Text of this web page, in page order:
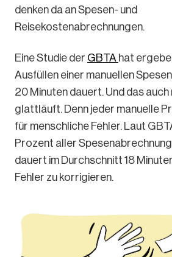
denken da an Spesen- und
Reisekostenabrechnungen.
Eine Studie der GBTA hat
Ausfüllen einer manuellen
20 Minuten dauert. Und das auch
glattläuft. Denn jeder manuelle
für menschliche Fehler. Laut
Prozent aller
dauert im Durchschnitt 18
Fehler zu korrigieren.